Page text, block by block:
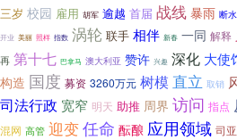
三岁 校园 雇用 胡军 逾越 首届 战线暴雨 断水
开业 美丽 照样 指数 涡轮 联手 相伴 新春 一同 解释
再 第十七 巴拿马 澳大利亚 赞许 兴趣 深化 大使
构造 国度 募资 3260万元 树模 直立 取销
司法行政 宽窄 明天 助推 周界 访问 指点
混网 高管 迎变任命 酝酿 应用领域 司亚